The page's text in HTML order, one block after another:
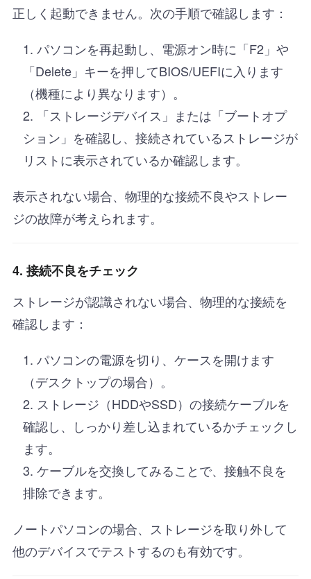
正しく起動できません。次の手順で確認します：
パソコンを再起動し、電源オン時に「F2」や
「Delete」キーを押してBIOS/UEFIに入ります
（機種により異なります）。
「ストレージデバイス」または「ブートオプ
ション」を確認し、接続されているストレージが
リストに表示されているか確認します。
表示されない場合、物理的な接続不良やストレー
ジの故障が考えられます。
4. 接続不良をチェック
ストレージが認識されない場合、物理的な接続を
確認します：
パソコンの電源を切り、ケースを開けます
（デスクトップの場合）。
ストレージ（HDDやSSD）の接続ケーブルを
確認し、しっかり差し込まれているかチェックし
ます。
ケーブルを交換してみることで、接触不良を
排除できます。
ノートパソコンの場合、ストレージを取り外して
他のデバイスでテストするのも有効です。